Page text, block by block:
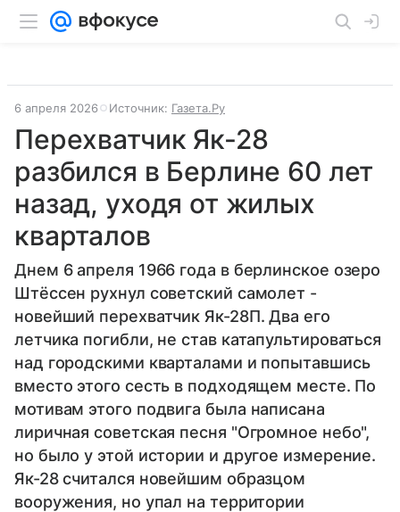
6 апреля 2026 Источник: Газета.Ру
Перехватчик Як-28
разбился в Берлине 60 лет
назад, уходя от жилых
кварталов
Днем 6 апреля 1966 года в берлинское озеро
Штёссен рухнул советский самолет -
новейший перехватчик Як-28П. Два его
летчика погибли, не став катапультироваться
над городскими кварталами и попытавшись
вместо этого сесть в подходящем месте. По
мотивам этого подвига была написана
лиричная советская песня "Огромное небо",
но было у этой истории и другое измерение.
Як-28 считался новейшим образцом
вооружения, но упал на территории